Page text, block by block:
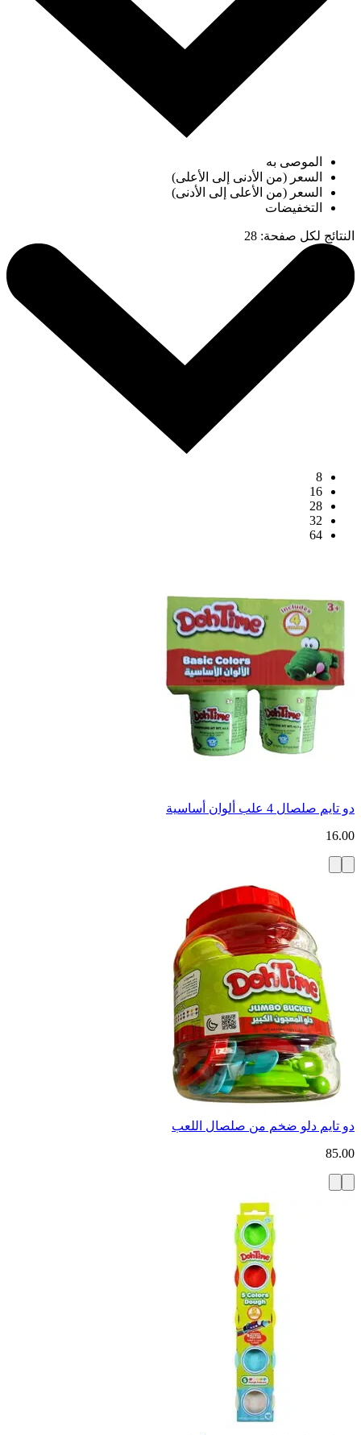
الموصى به
السعر (من الأدنى إلى الأعلى)
السعر (من الأعلى إلى الأدنى)
التخفيضات
النتائج لكل صفحة:
28
8
16
28
32
64
دو تايم صلصال 4 علب ألوان أساسية
16.00
دو تايم دلو ضخم من صلصال اللعب
85.00